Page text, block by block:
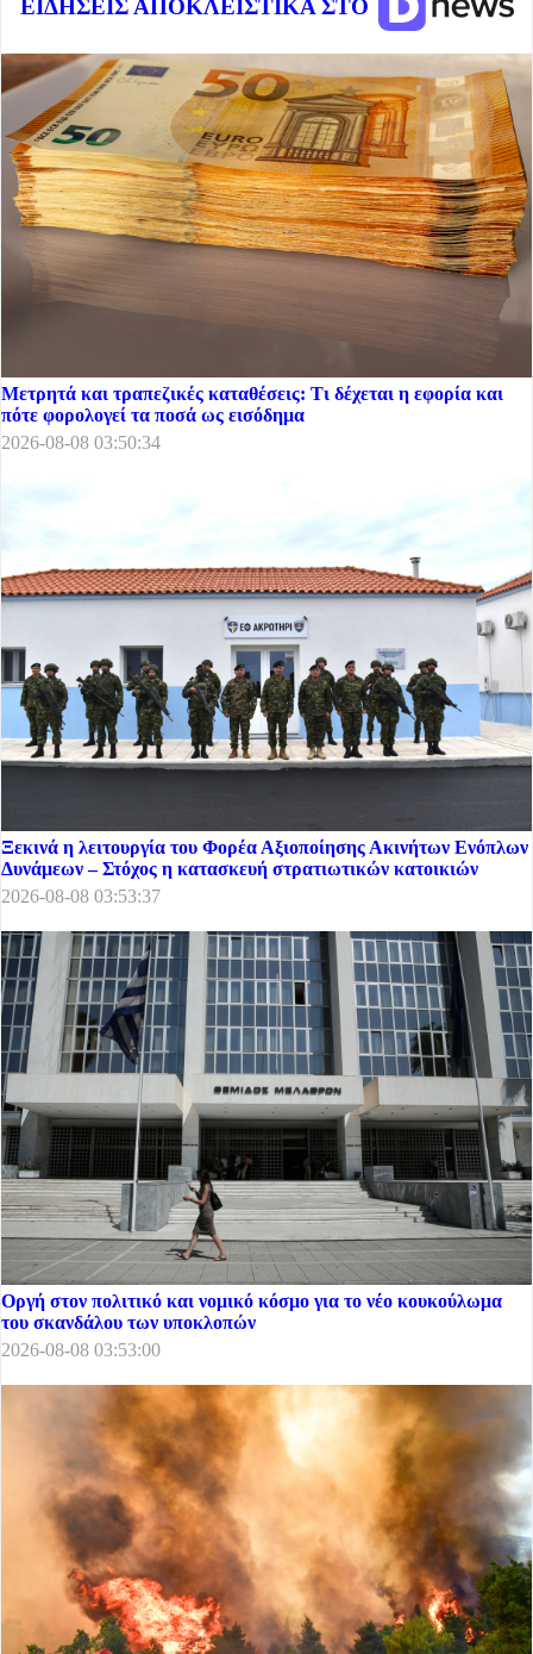
ΕΙΔΗΣΕΙΣ ΑΠΟΚΛΕΙΣΤΙΚΑ ΣΤΟ
Μετρητά και τραπεζικές καταθέσεις: Τι δέχεται η εφορία και
πότε φορολογεί τα ποσά ως εισόδημα
2026-08-08 03:50:34
Ξεκινά η λειτουργία του Φορέα Αξιοποίησης Ακινήτων Ενόπλων
Δυνάμεων – Στόχος η κατασκευή στρατιωτικών κατοικιών
2026-08-08 03:53:37
Οργή στον πολιτικό και νομικό κόσμο για το νέο κουκούλωμα
του σκανδάλου των υποκλοπών
2026-08-08 03:53:00